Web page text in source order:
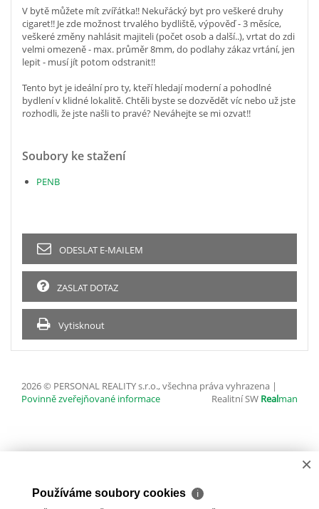
V bytě můžete mít zvířátka!! Nekuřácký byt pro veškeré druhy
cigaret!! Je zde možnost trvalého bydliště, výpověď - 3 měsíce,
veškeré změny nahlásit majiteli (počet osob a další..), vrtat do zdi
velmi omezeně - max. průměr 8mm, do podlahy zákaz vrtání, jen
lepit - musí jít potom odstranit!!
Tento byt je ideální pro ty, kteří hledají moderní a pohodlné
bydlení v klidné lokalitě. Chtěli byste se dozvědět víc nebo už jste
rozhodli, že jste našli to pravé? Neváhejte se mi ozvat!!
Soubory ke stažení
PENB
ODESLAT E-MAILEM
ZASLAT DOTAZ
Vytisknout
2026 © PERSONAL REALITY s.r.o., všechna práva vyhrazena |
Povinně zveřejňované informace
Realitní SW Realman
×
Používáme soubory cookies ℹ